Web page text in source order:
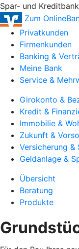
Spar- und
Zum
Privatkunden
Firmenkunden
Banking &
Meine Bank
Service &
Girokonto &
Kredit &
Immobilie &
Zukunft &
Versicherung &
Geldanlage &
Übersicht
Beratung
Produkte